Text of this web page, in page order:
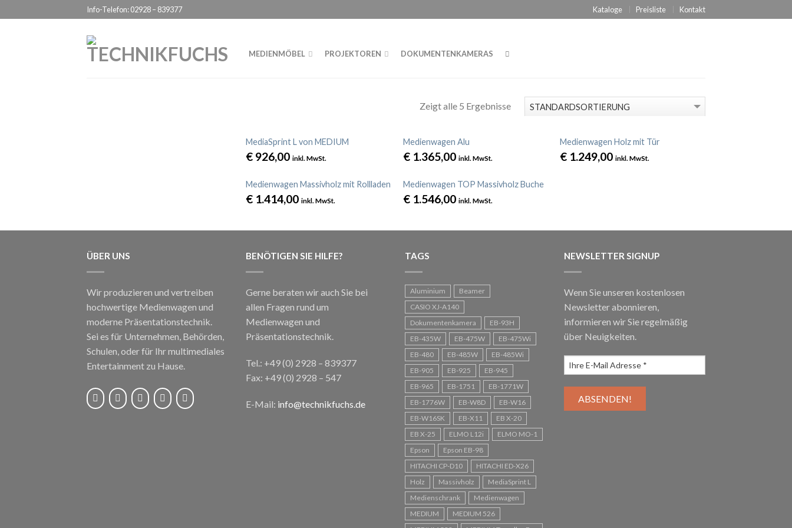
Info-Telefon: 02928 – 839377 Kataloge Preisliste Kontakt
MEDIENMÖBEL PROJEKTOREN DOKUMENTENKAMERAS
Zeigt alle 5 Ergebnisse
MediaSprint L von MEDIUM
€ 926,00 inkl. MwSt.
Medienwagen Alu
€1.365,00 inkl. MwSt.
Medienwagen Holz mit Tür
€ 1.249,00 inkl. MwSt.
Medienwagen Massivholz mit Rollladen
€ 1.414,00 inkl. MwSt.
Medienwagen TOP Massivholz Buche
€1.546,00 inkl. MwSt.
ÜBER UNS
Wir produzieren und vertreiben
hochwertige Medienwagen und
moderne Präsentationstechnik.
Sei es für Unternehmen, Behörden,
Schulen, oder für Ihr multimediales
Entertainment zu Hause.
BENÖTIGEN SIE HILFE?
Gerne beraten wir auch Sie bei
allen Fragen rund um
Medienwagen und
Präsentationstechnik.
Tel.: +49 (0) 2928 – 839377
Fax: +49 (0) 2928 – 547
E-Mail: info@technikfuchs.de
TAGS
Aluminium
Beamer
CASIO XJ-A140
Dokumentenkamera
EB-93H
EB-435W
EB-475W
EB-475Wi
EB-480
EB-485W
EB-485Wi
EB-905
EB-925
EB-945
EB-965
EB-1751
EB-1771W
EB-1776W
EB-W8D
EB-W16
EB-W16SK
EB-X11
EB X-20
EB X-25
ELMO L12i
ELMO MO-1
Epson
Epson EB-98
HITACHI CP-D10
HITACHI ED-X26
Holz
Massivholz
MediaSprint L
Medienschrank
Medienwagen
MEDIUM
MEDIUM 526
NEWSLETTER SIGNUP
Wenn Sie unseren kostenlosen
Newsletter abonnieren,
informieren wir Sie regelmäßig
über Neuigkeiten.
ICH BIN EINVERSTANDEN